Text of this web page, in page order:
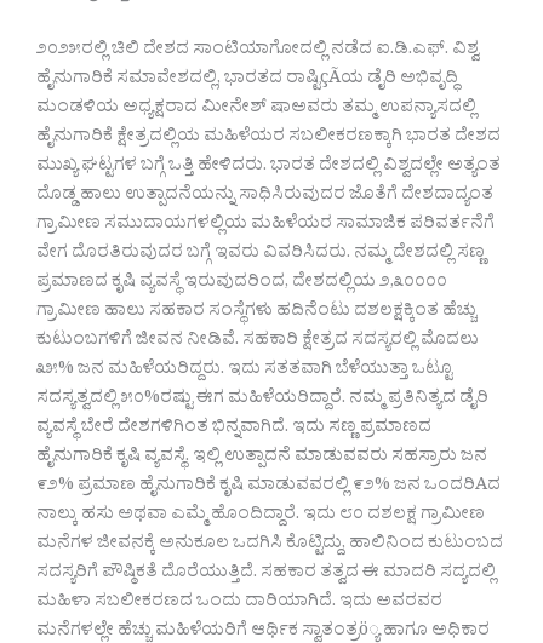
೨೦೨೫ರಲ್ಲಿ ಚಿಲಿ ದೇಶದ ಸಾಂಟಿಯಾಗೋದಲ್ಲಿ ನಡೆದ ಐ.ಡಿ.ಎಫ್. ವಿಶ್ವ
ಹೈನುಗಾರಿಕೆ ಸಮಾವೇಶದಲ್ಲಿ, ಭಾರತದ ರಾಷ್ಟಿçÃಯ ಡೈರಿ ಅಭಿವೃದ್ಧಿ
ಮಂಡಳಿಯ ಅಧ್ಯಕ್ಷರಾದ ಮೀನೇಶ್ ಷಾಅವರು ತಮ್ಮ ಉಪನ್ಯಾಸದಲ್ಲಿ
ಹೈನುಗಾರಿಕೆ ಕ್ಷೇತ್ರದಲ್ಲಿಯ ಮಹಿಳೆಯರ ಸಬಲೀಕರಣಕ್ಕಾಗಿ ಭಾರತ ದೇಶದ
ಮುಖ್ಯ ಘಟ್ಟಗಳ ಬಗ್ಗೆ ಒತ್ತಿ ಹೇಳಿದರು. ಭಾರತ ದೇಶದಲ್ಲಿ ವಿಶ್ವದಲ್ಲೇ ಅತ್ಯಂತ
ದೊಡ್ಡ ಹಾಲು ಉತ್ಪಾದನೆಯನ್ನು ಸಾಧಿಸಿರುವುದರ ಜೊತೆಗೆ ದೇಶದಾದ್ಯಂತ
ಗ್ರಾಮೀಣ ಸಮುದಾಯಗಳಲ್ಲಿಯ ಮಹಿಳೆಯರ ಸಾಮಾಜಿಕ ಪರಿವರ್ತನೆಗೆ
ವೇಗ ದೊರತಿರುವುದರ ಬಗ್ಗೆ ಇವರು ವಿವರಿಸಿದರು. ನಮ್ಮ ದೇಶದಲ್ಲಿ ಸಣ್ಣ
ಪ್ರಮಾಣದ ಕೃಷಿ ವ್ಯವಸ್ಥೆ ಇರುವುದರಿಂದ, ದೇಶದಲ್ಲಿಯ ೨,೩೦೦೦೦
ಗ್ರಾಮೀಣ ಹಾಲು ಸಹಕಾರ ಸಂಸ್ಥೆಗಳು ಹದಿನೆಂಟು ದಶಲಕ್ಷಕ್ಕಿಂತ ಹೆಚ್ಚು
ಕುಟುಂಬಗಳಿಗೆ ಜೀವನ ನೀಡಿವೆ. ಸಹಕಾರಿ ಕ್ಷೇತ್ರದ ಸದಸ್ಯರಲ್ಲಿ ಮೊದಲು
೩೫% ಜನ ಮಹಿಳೆಯರಿದ್ದರು. ಇದು ಸತತವಾಗಿ ಬೆಳೆಯುತ್ತಾ ಒಟ್ಟೂ
ಸದಸ್ಯತ್ವದಲ್ಲಿ ೫೦%ರಷ್ಟು ಈಗ ಮಹಿಳೆಯರಿದ್ದಾರೆ. ನಮ್ಮ ಪ್ರತಿನಿತ್ಯದ ಡೈರಿ
ವ್ಯವಸ್ಥೆ ಬೇರೆ ದೇಶಗಳಿಗಿಂತ ಭಿನ್ನವಾಗಿದೆ. ಇದು ಸಣ್ಣ ಪ್ರಮಾಣದ
ಹೈನುಗಾರಿಕೆ ಕೃಷಿ ವ್ಯವಸ್ಥೆ. ಇಲ್ಲಿ ಉತ್ಪಾದನೆ ಮಾಡುವವರು ಸಹಸ್ರಾರು ಜನ
೯೨% ಪ್ರಮಾಣ ಹೈನುಗಾರಿಕೆ ಕೃಷಿ ಮಾಡುವವರಲ್ಲಿ ೯೨% ಜನ ಒಂದರಿAದ
ನಾಲ್ಕು ಹಸು ಅಥವಾ ಎಮ್ಮೆ ಹೊಂದಿದ್ದಾರೆ. ಇದು ೮೦ ದಶಲಕ್ಷ ಗ್ರಾಮೀಣ
ಮನೆಗಳ ಜೀವನಕ್ಕೆ ಅನುಕೂಲ ಒದಗಿಸಿ ಕೊಟ್ಟಿದ್ದು, ಹಾಲಿನಿಂದ ಕುಟುಂಬದ
ಸದಸ್ಯರಿಗೆ ಪೌಷ್ಠಿಕತೆ ದೊರೆಯುತ್ತಿದೆ. ಸಹಕಾರ ತತ್ವದ ಈ ಮಾದರಿ ಸದ್ಯದಲ್ಲಿ
ಮಹಿಳಾ ಸಬಲೀಕರಣದ ಒಂದು ದಾರಿಯಾಗಿದೆ. ಇದು ಅವರವರ
ಮನೆಗಳಲ್ಲೇ ಹೆಚ್ಚು ಮಹಿಳೆಯರಿಗೆ ಆರ್ಥಿಕ ಸ್ವಾತಂತ್ರö್ಯ ಹಾಗೂ ಅಧಿಕಾರ